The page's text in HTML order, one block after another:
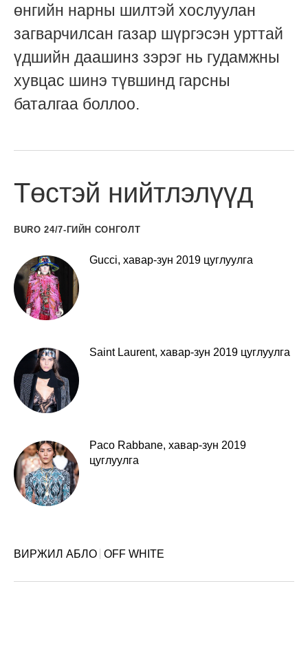
өнгийн нарны шилтэй хослуулан
загварчилсан газар шүргэсэн урттай
үдшийн даашинз зэрэг нь гудамжны
хувцас шинэ түвшинд гарсны
баталгаа боллоо.
Төстэй нийтлэлүүд
BURO 24/7-ГИЙН СОНГОЛТ
Gucci, хавар-зун 2019 цуглуулга
Saint Laurent, хавар-зун 2019 цуглуулга
Paco Rabbane, хавар-зун 2019
цуглуулга
ВИРЖИЛ АБЛО OFF WHITE